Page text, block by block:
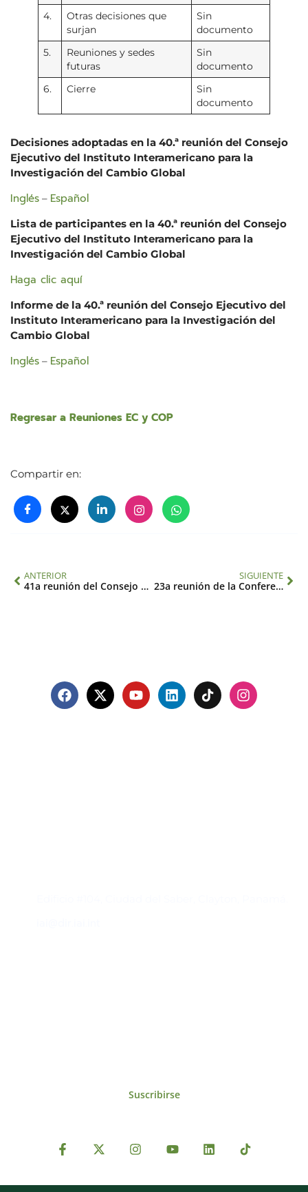
4.
Otras decisiones que
surjan
Sin
documento
5.
Reuniones y sedes
futuras
Sin
documento
6. Cierre
Sin
documento
Decisiones adoptadas en la 40.ª reunión del Consejo
Ejecutivo del Instituto Interamericano para la
Investigación del Cambio Global
Inglés – Español
Lista de participantes en la 40.ª reunión del Consejo
Ejecutivo del Instituto Interamericano para la
Investigación del Cambio Global
Haga clic aquí
Informe de la 40.ª reunión del Consejo Ejecutivo del
Instituto Interamericano para la Investigación del
Cambio Global
Inglés – Español
Regresar a Reuniones EC y COP
Compartir en:
ANTERIOR
41a reunión del Consejo Ejecutivo
SIGUIENTE
23a reunión de la Conferencia de las Partes
Suscribirse